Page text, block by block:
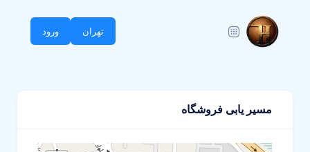
تهران ورود
مسیر یابی فروشگاه